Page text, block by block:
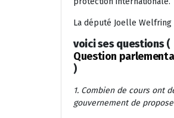
La député Joelle Welfring
voici ses questions(
Question
)
1. Combien de cours ont
gouvernement de